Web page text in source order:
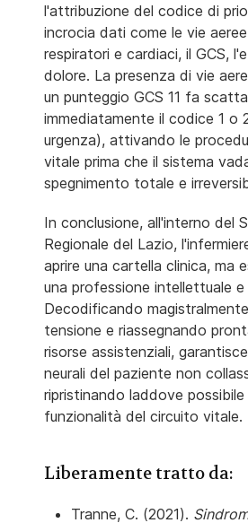
l'attribuzione del codice di
incrocia dati come le vie
respiratori e cardiaci, il GCS,
dolore. La presenza di vie
un punteggio GCS 11 fa
immediatamente il codice 1 o
urgenza), attivando le
vitale prima che il sistema
spegnimento totale e
In conclusione, all'interno del
Regionale del Lazio,
aprire una cartella clinica, ma
una professione intellettuale
Decodificando
tensione e riassegnando
risorse assistenziali,
neurali del paziente non
ripristinando laddove possibile
funzionalità del circuito vitale.
Liberamente tratto da:
Tranne, C. (2021).